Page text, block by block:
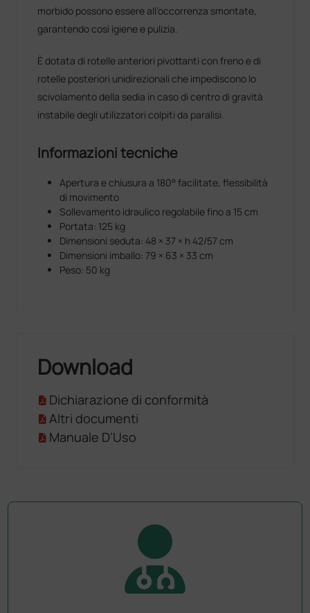
morbido possono essere all’occorrenza smontate,
garantendo così igiene e pulizia.
È dotata di rotelle anteriori pivottanti con freno e di
rotelle posteriori unidirezionali che impediscono lo
scivolamento della sedia in caso di centro di gravità
instabile degli utilizzatori colpiti da paralisi.
Informazioni tecniche
Apertura e chiusura a 180° facilitate, flessibilità
di movimento
Sollevamento idraulico regolabile fino a 15 cm
Portata: 125 kg
Dimensioni seduta: 48 × 37 × h 42/57 cm
Dimensioni imballo: 79 × 63 × 33 cm
Peso: 50 kg
Download
Dichiarazione di conformità
Altri documenti
Manuale D'Uso